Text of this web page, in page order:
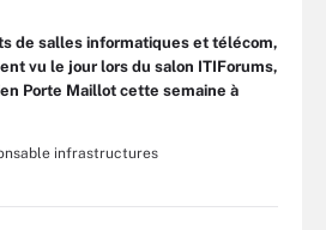
de salles informatiques et télécom,
vu le jour lors du salon ITIForums,
Porte Maillot cette semaine à
infrastructures